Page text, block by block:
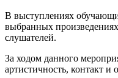
В выступлениях
выбранных
слушателей.
За ходом данного
артистичность, контакт